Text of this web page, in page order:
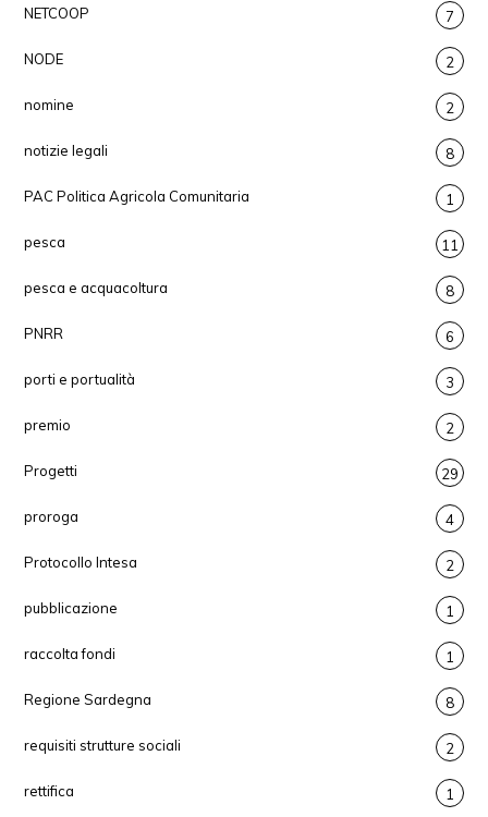
NETCOOP 7
NODE 2
nomine 2
notizie legali 8
PAC Politica Agricola Comunitaria 1
pesca 11
pesca e acquacoltura 8
PNRR 6
porti e portualità 3
premio 2
Progetti 29
proroga 4
Protocollo Intesa 2
pubblicazione 1
raccolta fondi 1
Regione Sardegna 8
requisiti strutture sociali 2
rettifica 1